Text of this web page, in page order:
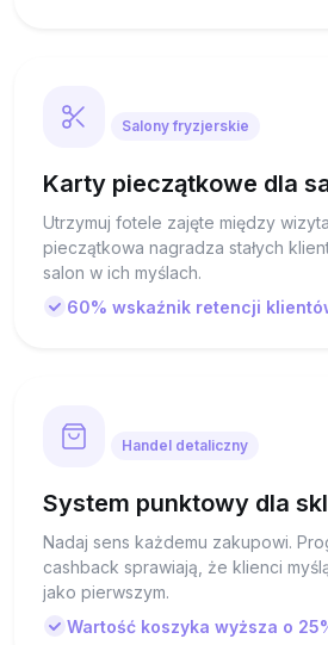
Salony fryzjerskie
Karty pieczątkowe dla
Utrzymuj fotele zajęte między
pieczątkowa nagradza stałych
salon w ich myślach.
60% wskaźnik retencji
Handel detaliczny
System punktowy dla
Nadaj sens każdemu zakupowi.
cashback sprawiają, że klienci
jako pierwszym.
Wartość koszyka wyższa o